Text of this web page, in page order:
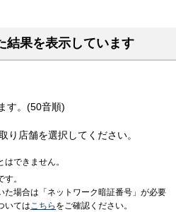
結果を表示しています
す。(50音順)
り店舗を選択してください。
できません。
。
た場合は「ネットワーク暗証番号」が必要
いてはこちら をご確認ください。